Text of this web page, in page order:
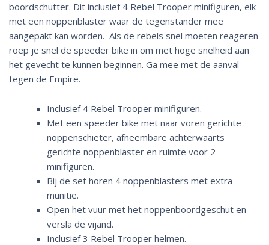
boordschutter. Dit inclusief 4 Rebel Trooper minifiguren, elk
met een noppenblaster waar de tegenstander mee
aangepakt kan worden. Als de rebels snel moeten reageren
roep je snel de speeder bike in om met hoge snelheid aan
het gevecht te kunnen beginnen. Ga mee met de aanval
tegen de Empire.
Inclusief 4 Rebel Trooper minifiguren.
Met een speeder bike met naar voren gerichte
noppenschieter, afneembare achterwaarts
gerichte noppenblaster en ruimte voor 2
minifiguren.
Bij de set horen 4 noppenblasters met extra
munitie.
Open het vuur met het noppenboordgeschut en
versla de vijand.
Inclusief 3 Rebel Trooper helmen.